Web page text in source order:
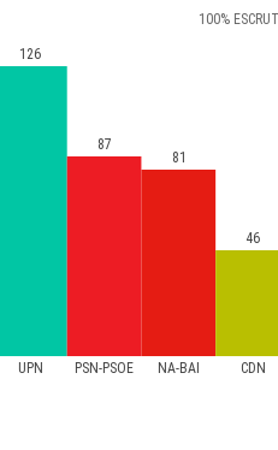
100%
UPN PSN-PSOE NA-BAI CDN
126
87
81
46